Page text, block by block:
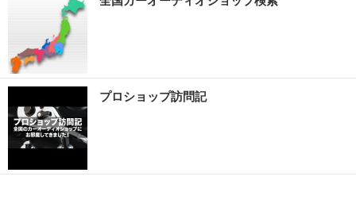
プロショップ訪問記